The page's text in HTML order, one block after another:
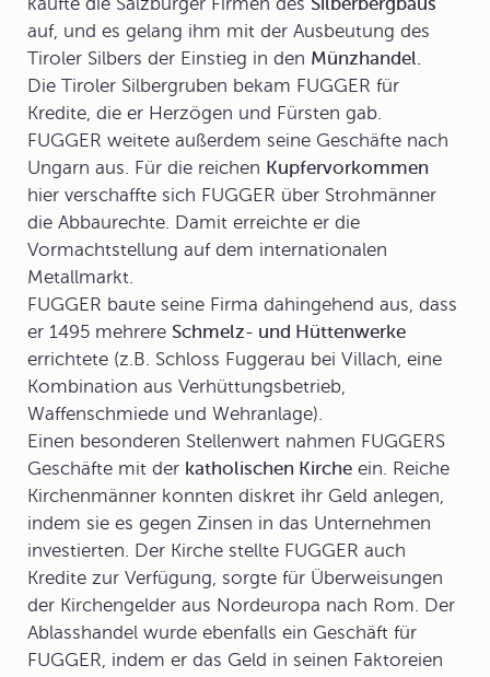
auf, und es gelang ihm mit der Ausbeutung des
Tiroler Silbers der Einstieg in den Münzhandel.
Die Tiroler Silbergruben bekam FUGGER für
Kredite, die er Herzögen und Fürsten gab.
FUGGER weitete außerdem seine Geschäfte nach
Ungarn aus. Für die reichen Kupfervorkommen
hier verschaffte sich FUGGER über Strohmänner
die Abbaurechte. Damit erreichte er die
Vormachtstellung auf dem internationalen
Metallmarkt.
FUGGER baute seine Firma dahingehend aus, dass
er 1495 mehrere Schmelz- und Hüttenwerke
errichtete (z.B. Schloss Fuggerau bei Villach, eine
Kombination aus Verhüttungsbetrieb,
Waffenschmiede und Wehranlage).
Einen besonderen Stellenwert nahmen FUGGERS
Geschäfte mit der katholischen Kirche ein. Reiche
Kirchenmänner konnten diskret ihr Geld anlegen,
indem sie es gegen Zinsen in das Unternehmen
investierten. Der Kirche stellte FUGGER auch
Kredite zur Verfügung, sorgte für Überweisungen
der Kirchengelder aus Nordeuropa nach Rom. Der
Ablasshandel wurde ebenfalls ein Geschäft für
FUGGER, indem er das Geld in seinen Faktoreien